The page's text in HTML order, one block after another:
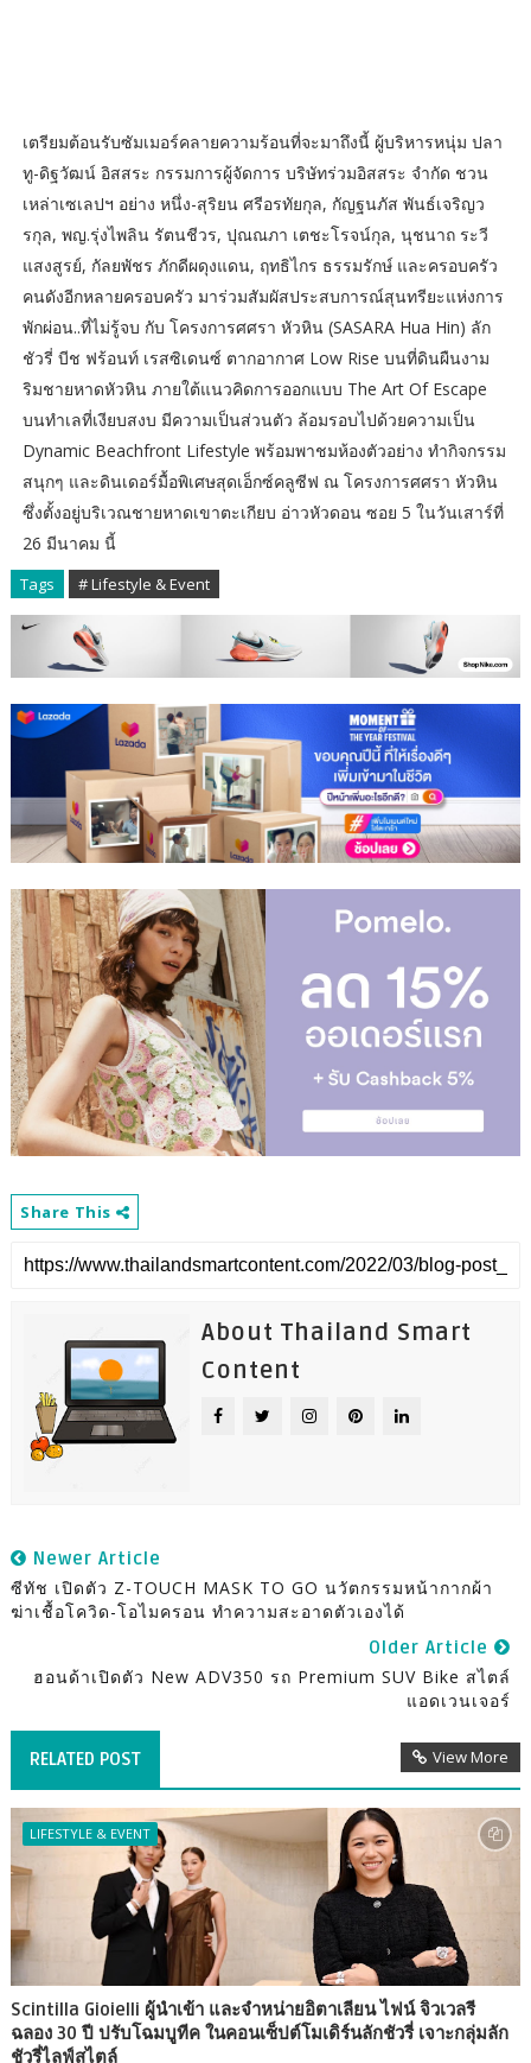
เตรียมต้อนรับซัมเมอร์คลายความร้อนที่จะมาถึงนี้ ผู้บริหารหนุ่ม ปลา
ทู-ดิฐวัฒน์ อิสสระ กรรมการผู้จัดการ บริษัทร่วมอิสสระ จำกัด ชวน
เหล่าเซเลปฯ อย่าง หนึ่ง-สุริยน ศรีอรทัยกุล, กัญฐนภัส พันธ์เจริญว
รกุล, พญ.รุ่งไพลิน รัตนชีวร, ปุณณภา เตชะโรจน์กุล, นุชนาถ ระวี
แสงสูรย์, กัลยพัชร ภักดีผดุงแดน, ฤทธิไกร ธรรมรักษ์ และครอบครัว
คนดังอีกหลายครอบครัว มาร่วมสัมผัสประสบการณ์สุนทรียะแห่งการ
พักผ่อน..ที่ไม่รู้จบ กับ โครงการศศรา หัวหิน (SASARA Hua Hin) ลัก
ชัวรี่ บีช ฟร้อนท์ เรสซิเดนซ์ ตากอากาศ Low Rise บนที่ดินผืนงาม
ริมชายหาดหัวหิน ภายใต้แนวคิดการออกแบบ The Art Of Escape
บนทำเลที่เงียบสงบ มีความเป็นส่วนตัว ล้อมรอบไปด้วยความเป็น
Dynamic Beachfront Lifestyle พร้อมพาชมห้องตัวอย่าง ทำกิจกรรม
สนุกๆ และดินเดอร์มื้อพิเศษสุดเอ็กซ์คลูซีฟ ณ โครงการศศรา หัวหิน
ซึ่งตั้งอยู่บริเวณชายหาดเขาตะเกียบ อ่าวหัวดอน ซอย 5 ในวันเสาร์ที่
26 มีนาคม นี้
Tags # Lifestyle & Event
Share This
About Thailand Smart
Content
Newer Article
ซีทัช เปิดตัว Z-TOUCH MASK TO GO นวัตกรรมหน้ากากผ้า
ฆ่าเชื้อโควิด-โอไมครอน ทำความสะอาดตัวเองได้
Older Article
ฮอนด้าเปิดตัว New ADV350 รถ Premium SUV Bike สไตล์
แอดเวนเจอร์
RELATED POST View More
LIFESTYLE & EVENT
Scintilla Gioielli ผู้นำเข้า และจำหน่ายอิตาเลียน ไฟน์ จิวเวลรี
ฉลอง 30 ปี ปรับโฉมบูทีค ในคอนเซ็ปต์โมเดิร์นลักชัวรี่ เจาะกลุ่มลัก
ชัวรี่ไลฟ์สไตล์